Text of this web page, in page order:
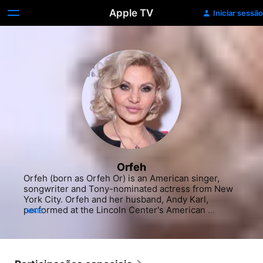
Apple TV Iniciar sessão
Orfeh
Orfeh (born as Orfeh Or) is an American singer,
songwriter and Tony-nominated actress from New
York City. Orfeh and her husband, Andy Karl,
performed at the Lincoln Center's American
MAIS